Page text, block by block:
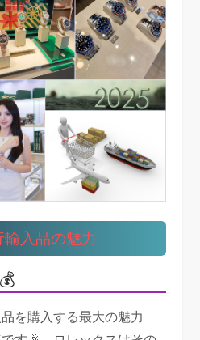
入品の魅力
を購入する最大の魅力